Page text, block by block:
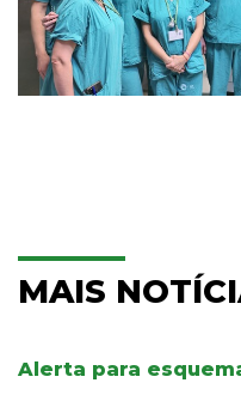
MAIS
Alerta para